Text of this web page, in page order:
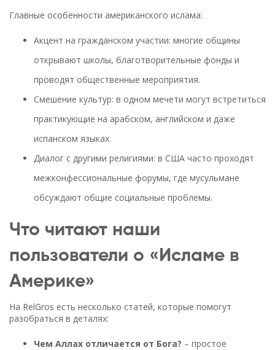
Главные особенности американского ислама:
Акцент на гражданском участии: многие общины
открывают школы, благотворительные фонды и
проводят общественные мероприятия.
Смешение культур: в одном мечети могут встретиться
практикующие на арабском, английском и даже
испанском языках.
Диалог с другими религиями: в США часто проходят
межконфессиональные форумы, где мусульмане
обсуждают общие социальные проблемы.
Что читают наши
пользователи о «Исламе в
Америке»
На RelGros есть несколько статей, которые помогут
разобраться в деталях:
Чем Аллах отличается от Бога? – простое